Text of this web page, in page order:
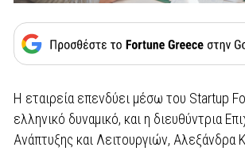
Η εταιρεία επενδύει µέσω του Startup
ελληνικό δυναµικό, και η διευθύντρια
Ανάπτυξης και Λειτουργιών, Αλεξάνδρα